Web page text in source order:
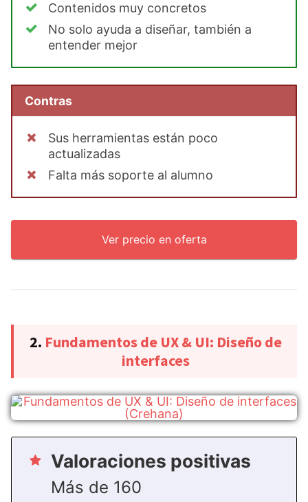
Contenidos muy concretos
No solo ayuda a diseñar, también a
entender mejor
Contras
Sus herramientas están poco
actualizadas
Falta más soporte al alumno
Ver precio en oferta
2. Fundamentos de UX & UI: Diseño de
interfaces
Valoraciones positivas
Más de 160